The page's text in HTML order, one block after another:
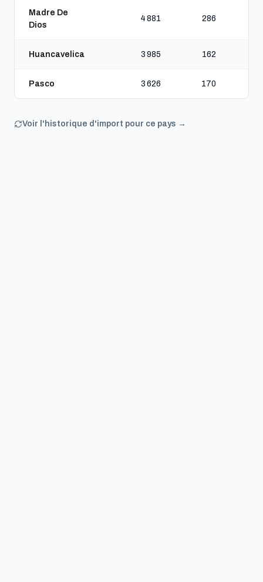
Madre De
Dios
4 881 286
Huancavelica 3 985 162
Pasco 3 626 170
Voir l'historique d'import pour ce pays →